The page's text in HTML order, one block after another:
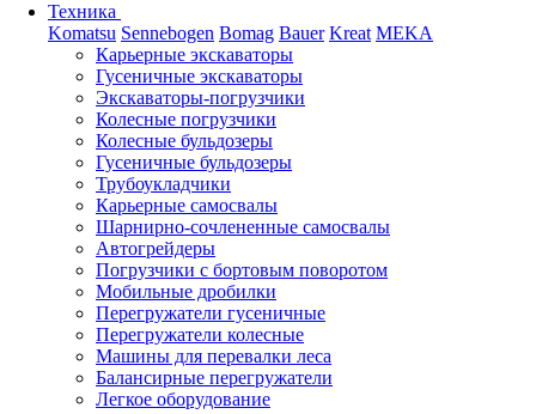
Техника
Komatsu Sennebogen Bomag Bauer Kreat MEKA
Карьерные экскаваторы
Гусеничные экскаваторы
Экскаваторы-погрузчики
Колесные погрузчики
Колесные бульдозеры
Гусеничные бульдозеры
Трубоукладчики
Карьерные самосвалы
Шарнирно-сочлененные cамосвалы
Автогрейдеры
Погрузчики с бортовым поворотом
Мобильные дробилки
Перегружатели гусеничные
Перегружатели колесные
Машины для перевалки леса
Балансирные перегружатели
Легкое оборудование